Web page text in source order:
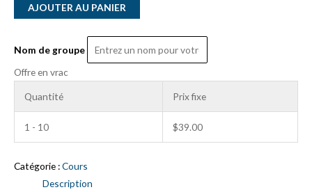
vehicules
service
(GROUPE)
AJOUTER AU PANIER
Nom de groupe
Offre en vrac
Quantité Prix fixe
1 - 10 $39.00
Catégorie :Cours
Description